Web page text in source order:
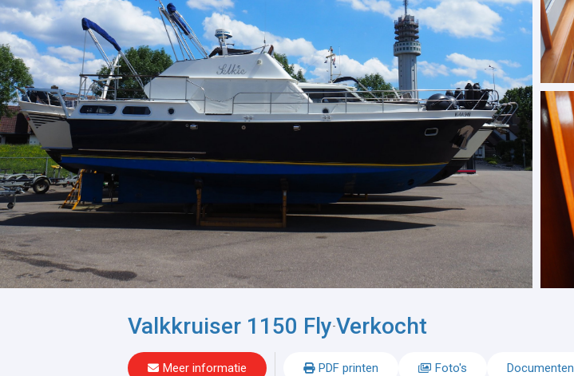
Valkkruiser 1150 Fly-Verkocht
Meer informatie PDF printen Foto's Documenten